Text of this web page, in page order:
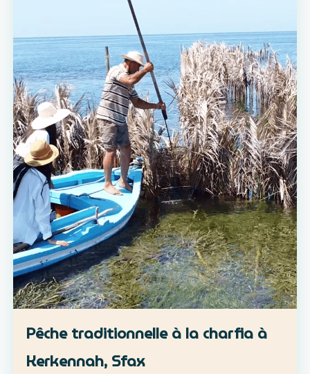
Pêche traditionnelle à la charfia à
Kerkennah, Sfax